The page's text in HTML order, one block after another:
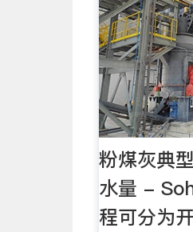
粉煤灰典
水量 -
程可分为